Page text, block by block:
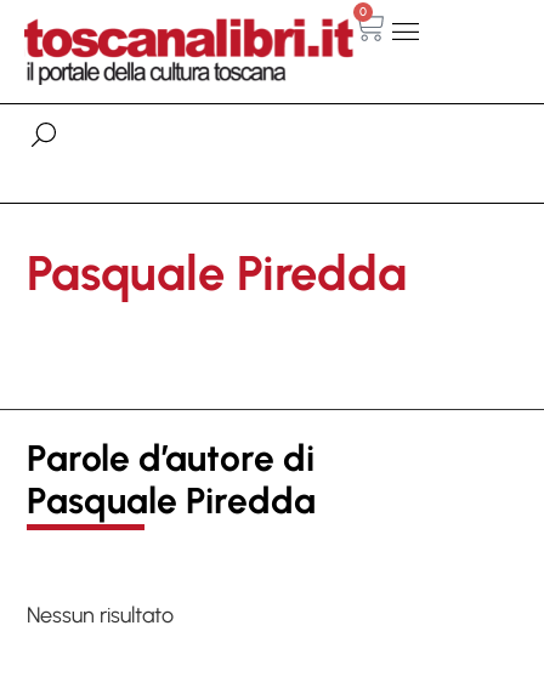
0
Pasquale Piredda
Parole d’autore di
Pasquale Piredda
Nessun risultato